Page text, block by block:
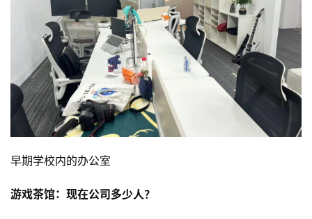
早期学校内的办公室
游戏茶馆：现在公司多少人？